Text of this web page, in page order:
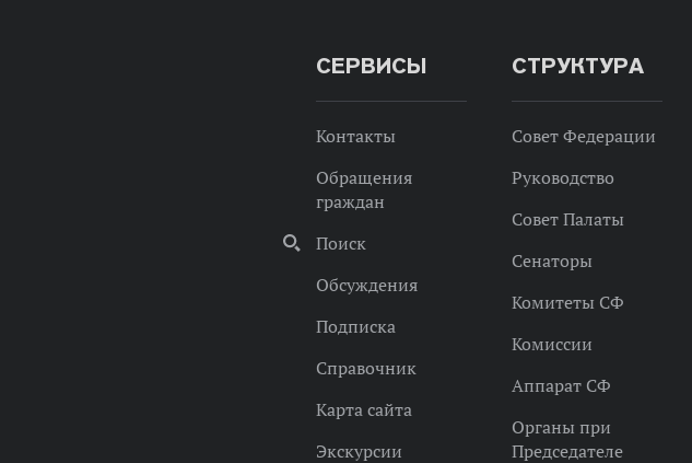
СЕРВИСЫ
Контакты
Обращения
граждан
Поиск
Обсуждения
Подписка
Справочник
Карта сайта
Экскурсии
СТРУКТУРА
Совет Федерации
Руководство
Совет Палаты
Сенаторы
Комитеты СФ
Комиссии
Аппарат СФ
Органы при
Председателе